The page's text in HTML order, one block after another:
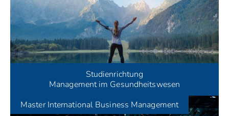
Studienrichtung
Management im Gesundheitswesen
MasterInternational Business Management